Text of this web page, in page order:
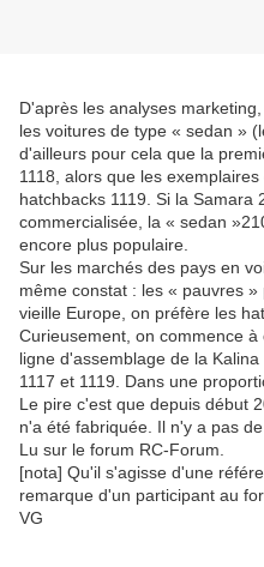
D'après les analyses
les voitures de type « sedan »
d'ailleurs pour cela que la
1118, alors que les
hatchbacks 1119. Si la
commercialisée, la « sedan
encore plus populaire.
Sur les marchés des pays en
même constat : les « pauvres
vieille Europe, on préfère les
Curieusement, on commence
ligne d'assemblage de la
1117 et 1119. Dans une
Le pire c'est que depuis début
n'a été fabriquée. Il n'y a pas
Lu sur le forum RC-Forum.
[nota] Qu'il s'agisse d'une
remarque d'un participant au
VG